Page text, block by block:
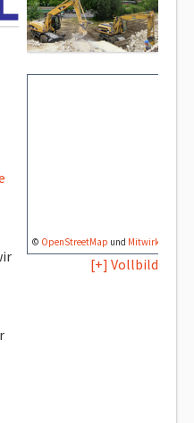
© OpenStreetMap und Mitwirkende
[+] Vollbild